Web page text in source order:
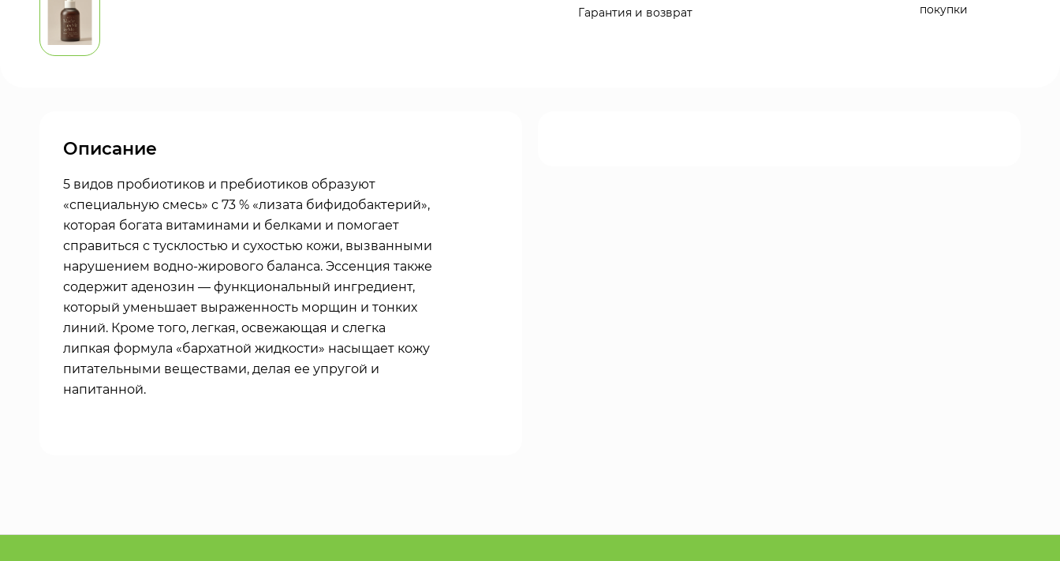
Гарантия и возврат
покупки
Описание
5 видов пробиотиков и пребиотиков образуют
«специальную смесь» с 73 % «лизата бифидобактерий»,
которая богата витаминами и белками и помогает
справиться с тусклостью и сухостью кожи, вызванными
нарушением водно-жирового баланса. Эссенция также
содержит аденозин — функциональный ингредиент,
который уменьшает выраженность морщин и тонких
линий. Кроме того, легкая, освежающая и слегка
липкая формула «бархатной жидкости» насыщает кожу
питательными веществами, делая ее упругой и
напитанной.